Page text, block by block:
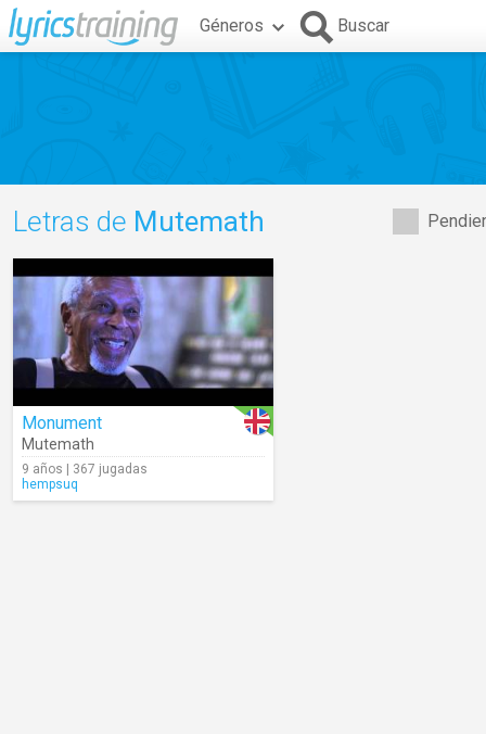
Géneros Buscar
Letras de Mutemath
Monument
Mutemath
9 años | 367 jugadas
hempsuq